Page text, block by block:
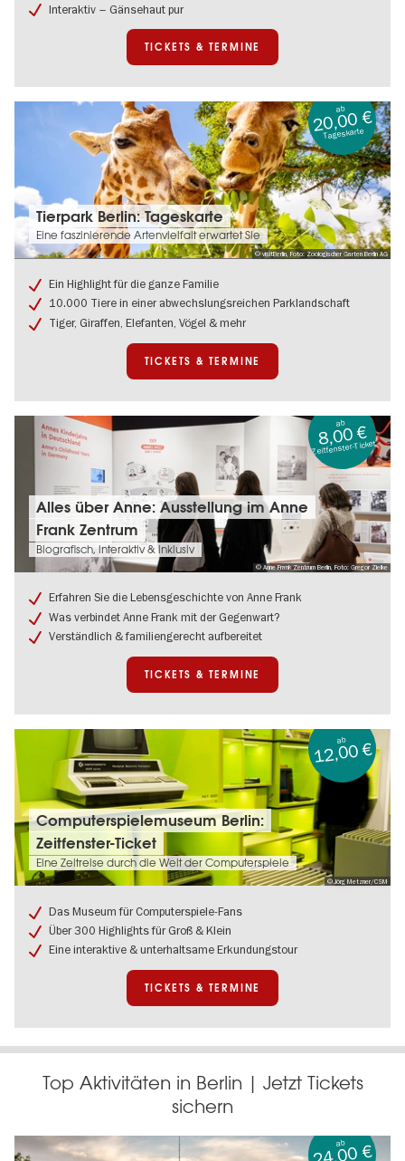
Interaktiv – Gänsehaut pur
TICKETS & TERMINE
© visitBerlin, Foto: Zoologischer Garten Berlin AG
Tickets
Termine:
Tierpark
Tageskarte
Tierpark Berlin: Tageskarte
Eine faszinierende Artenvielfalt erwartet Sie
ab
20,00 €
Tageskarte
Ein Highlight für die ganze Familie
10.000 Tiere in einer abwechslungsreichen Parklandschaft
Tiger, Giraffen, Elefanten, Vögel & mehr
TICKETS & TERMINE
© Anne Frank Zentrum Berlin, Foto: Gregor Zielke
Tickets
&
Termine:
Alles
Ausstellung
im
Anne
Frank
Alles über Anne: Ausstellung im Anne
Frank Zentrum
Biografisch, interaktiv & inklusiv
ab
8,00 €
Zeitfenster-Ticket
Erfahren Sie die Lebensgeschichte von Anne Frank
Was verbindet Anne Frank mit der Gegenwart?
Verständlich & familiengerecht aufbereitet
TICKETS & TERMINE
© Jörg Metzner/CSM
Tickets
&
Termine:
Computerspielemuseum
Berlin:
Ticket
Computerspielemuseum Berlin:
Zeitfenster-Ticket
Eine Zeitreise durch die Welt der Computerspiele
ab
12,00 €
Das Museum für Computerspiele-Fans
Über 300 Highlights für Groß & Klein
Eine interaktive & unterhaltsame Erkundungstour
TICKETS & TERMINE
Top Aktivitäten in Berlin | Jetzt Tickets
sichern
ab